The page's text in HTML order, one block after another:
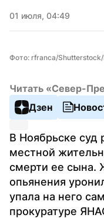
01 июля, 04:49
Фото: rfranca/
Читать «Север-
Дзен
В Ноябрьске суд
местной
смерти ее сына.
опьянения
упала на него
прокуратуре